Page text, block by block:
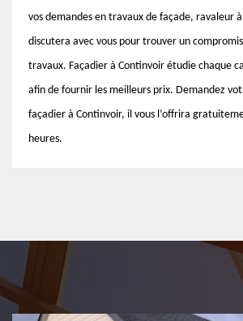
vos demandes en travaux de façade, ravaleur
discutera avec vous pour trouver un
travaux. Façadier à Continvoir étudie chaque
afin de fournir les meilleurs prix. Demandez
façadier à Continvoir, il vous l’offrira
heures.